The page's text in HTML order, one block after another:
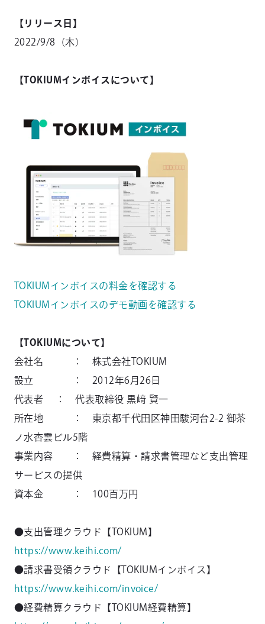
【リリース日】
2022/9/8（木）
【TOKIUMインボイスについて】
TOKIUMインボイスの料金を確認する
TOKIUMインボイスのデモ動画を確認する
【TOKIUMについて】
会社名 ： 株式会社TOKIUM
設立 ： 2012年6月26日
代表者 ： 代表取締役 黒﨑 賢一
所在地 ： 東京都千代田区神田駿河台2-2 御茶
ノ水杏雲ビル5階
事業内容 ： 経費精算・請求書管理など支出管理
サービスの提供
資本金 ： 100百万円
●支出管理クラウド【TOKIUM】
https://www.keihi.com/
●請求書受領クラウド【TOKIUMインボイス】
https://www.keihi.com/invoice/
●経費精算クラウド【TOKIUM経費精算】